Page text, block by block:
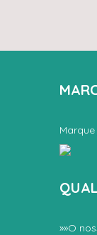
»»O